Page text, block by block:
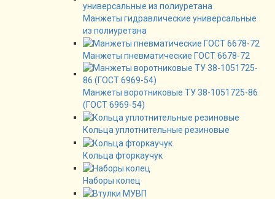
Манжеты гидравлические универсальные
из полиуретана
Манжеты пневматические ГОСТ 6678-72
Манжеты воротниковые ТУ 38-1051725-86
(ГОСТ 6969-54)
Кольца уплотнительные резиновые
Кольца фторкаучук
Наборы колец